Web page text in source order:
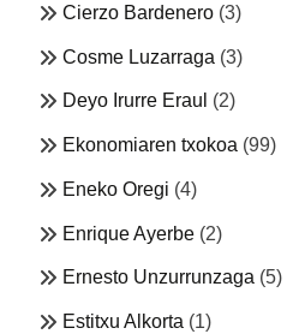
Cierzo Bardenero (3)
Cosme Luzarraga (3)
Deyo Irurre Eraul (2)
Ekonomiaren txokoa (99)
Eneko Oregi (4)
Enrique Ayerbe (2)
Ernesto Unzurrunzaga (5)
Estitxu Alkorta (1)